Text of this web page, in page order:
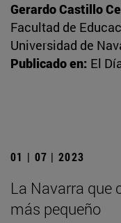
Gerardo Castillo
Facultad de
Universidad de
Publicado en: El
01 | 07 | 2023
La Navarra que
más pequeño